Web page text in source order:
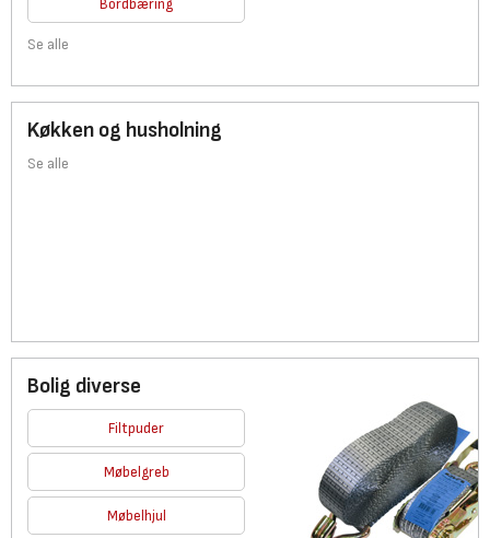
Bordbæring
Se alle
Køkken og husholning
Se alle
Bolig diverse
Filtpuder
Møbelgreb
Møbelhjul